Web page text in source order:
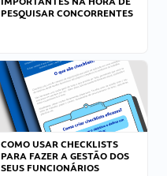
PESQUISAR CONCORRENTES
COMO USAR CHECKLISTS
PARA FAZER A GESTÃO DOS
SEUS FUNCIONÁRIOS